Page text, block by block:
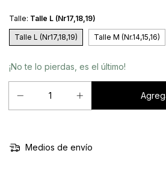
Talle: Talle L (Nr17,18,19)
Talle L (Nr17,18,19) Talle M (Nr.14,15,16)
¡No te lo pierdas, es el último!
Medios de envío